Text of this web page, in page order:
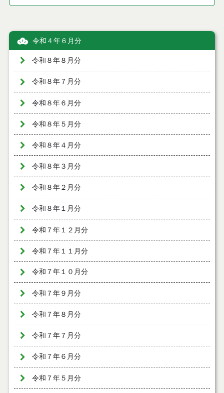
令和４年６月分
令和８年８月分
令和８年７月分
令和８年６月分
令和８年５月分
令和８年４月分
令和８年３月分
令和８年２月分
令和８年１月分
令和７年１２月分
令和７年１１月分
令和７年１０月分
令和７年９月分
令和７年８月分
令和７年７月分
令和７年６月分
令和７年５月分